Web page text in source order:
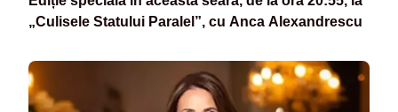
„Culisele Statului Paralel”, cu Anca Alexandrescu